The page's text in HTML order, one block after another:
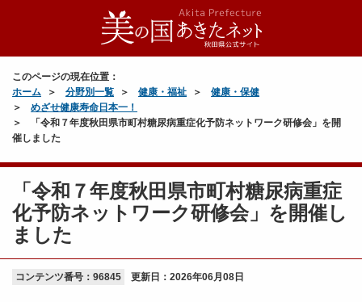
このページの現在位置：
ホーム
分野別一覧 健康・福祉
健康・保健
めざせ健康寿命日本一！
「令和７年度秋田県市町村糖尿病重症化予防ネットワーク研修会」を開
催しました
「令和７年度秋田県市町村糖尿病重症
化予防ネットワーク研修会」を開催し
ました
コンテンツ番号：96845 更新日： 2026年06月08日